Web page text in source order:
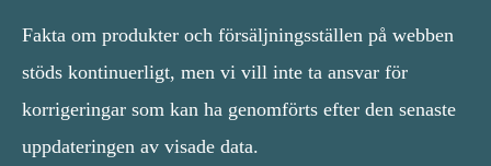
Fakta om produkter och försäljningsställen på webben
stöds kontinuerligt, men vi vill inte ta ansvar för
korrigeringar som kan ha genomförts efter den senaste
uppdateringen av visade data.